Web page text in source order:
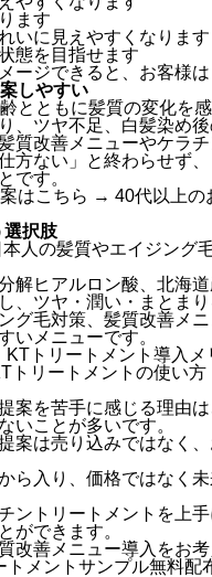
ます
いに見えやすくなります
態を目指せます
ージできると、お客様
しやすい
とともに髪質の変化を感
、ツヤ不足、白髪染め
質改善メニューやケラ
方ない」と終わらせず
です。
はこちら → 40代以上の
選択肢
人の髪質やエイジング
解ヒアルロン酸、北海
、ツヤ・潤い・まとまり
グ毛対策、髪質改善メ
いメニューです。
KTトリートメント導入メ
トリートメントの使い方
案を苦手に感じる理由
いことが多いです。
案は売り込みではなく
ら入り、価格ではなく
ントリートメントを上
ができます。
改善メニュー導入をお
トメントサンプル無料配